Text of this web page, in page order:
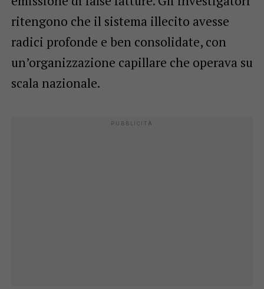
ritengono che il sistema illecito avesse
radici profonde e ben consolidate, con
un’organizzazione capillare che operava su
scala nazionale.